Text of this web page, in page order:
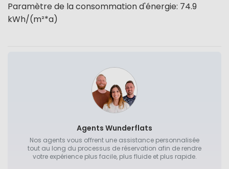
Paramètre de la consommation d'énergie: 74.9
kWh/(m²*a)
Agents Wunderflats
Nos agents vous offrent une assistance personnalisée
tout au long du processus de réservation afin de rendre
votre expérience plus facile, plus fluide et plus rapide.